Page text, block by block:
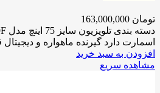
تومان
اسمارت دارد گیرنده ماهواره و
افزودن به سبد خرید
مشاهده سریع